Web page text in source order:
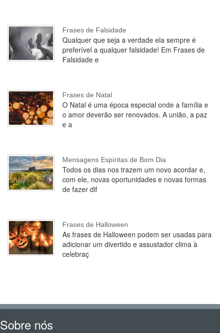
Frases de Falsidade
Qualquer que seja a verdade ela sempre é
preferível a qualquer falsidade! Em Frases de
Falsidade e
Frases de Natal
O Natal é uma época especial onde a família e
o amor deverão ser renovados. A união, a paz
e a
Mensagens Espíritas de Bom Dia
Todos os dias nos trazem um novo acordar e,
com ele, novas oportunidades e novas formas
de fazer dif
Frases de Halloween
As frases de Halloween podem ser usadas para
adicionar um divertido e assustador clima à
celebraç
Sobre nós